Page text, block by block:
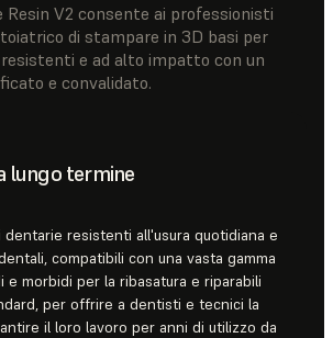
Resin V2 consente ai professionisti
di stampare in 3D basi per
e ad alto impatto con un
e convalidato.
lungo termine
dentarie resistenti all'usura quotidiana e
compatibili con una vasta gamma
e morbidi per la ribasatura e riparabili
per offrire a dentisti e tecnici la
il loro lavoro per anni di utilizzo da